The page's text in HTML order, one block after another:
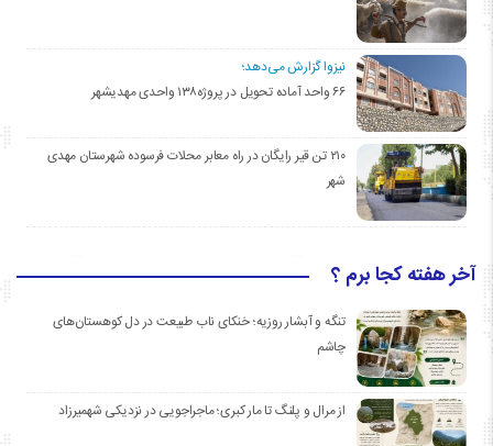
نیزوا گزارش می‌دهد؛
۶۶ واحد آماده تحویل در پروژه۱۳۸ واحدی مهدیشهر
۲۱۰ تن قیر رایگان در راه معابر محلات فرسوده شهرستان مهدی
شهر
آخر هفته کجا برم ؟
تنگه و آبشار روزیه؛ خنکای ناب طبیعت در دل کوهستان‌های
چاشم
از مرال و پلنگ تا مار کبری؛ ماجراجویی در نزدیکی شهمیرزاد